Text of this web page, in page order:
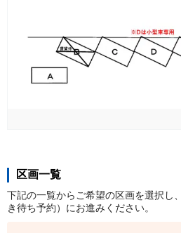
区画一覧
下記の一覧からご希望の区画を選択し
き待ち予約）にお進みください。